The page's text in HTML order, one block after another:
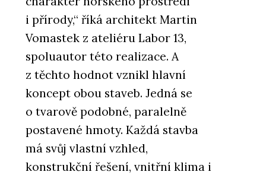
i přírody,“ říká architekt Martin
Vomastek z ateliéru Labor 13,
spoluautor této realizace. A
z těchto hodnot vznikl hlavní
koncept obou staveb. Jedná se
o tvarově podobné, paralelně
postavené hmoty. Každá stavba
má svůj vlastní vzhled,
konstrukční řešení, vnitřní klima i